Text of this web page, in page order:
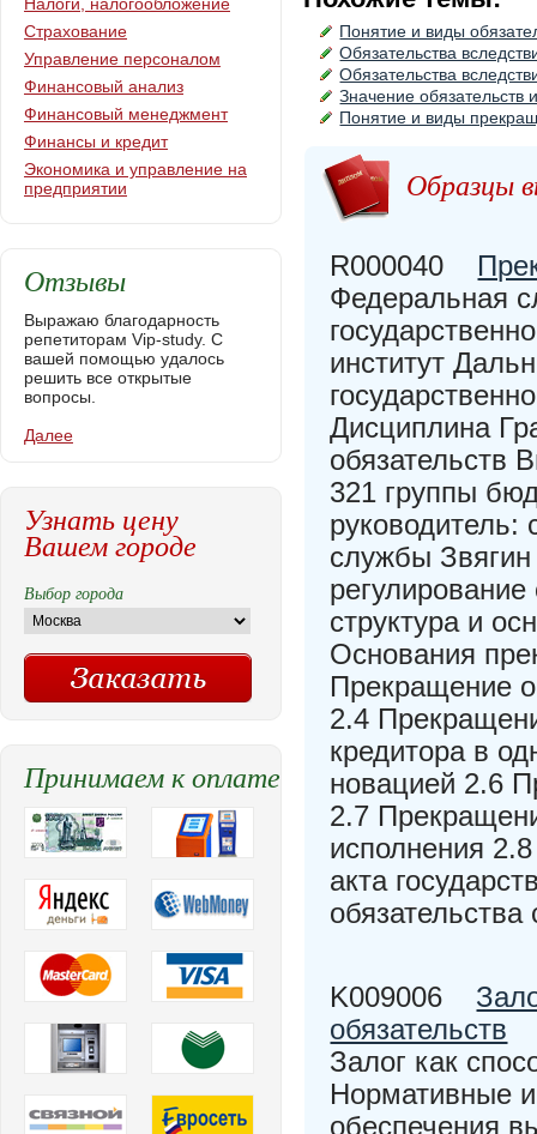
Понятие и виды
Обязательства
Обязательства
Значение обязательств
Понятие и виды
Образцы
R000040
Федеральная
институт
Дисциплина
обязательств
321 группы
руководитель:
службы
структура и
Основания
Прекращение
2.4
кредитора в
новацией 2.6
2.7
исполнения
акта
K009006
обязательств
Залог как
Нормативные и
обеспечения
Страхование
Управление персоналом
Финансовый анализ
Финансовый менеджмент
Финансы и кредит
Экономика и управление на
предприятии
Отзывы
Выражаю благодарность
репетиторам Vip-study. С
вашей помощью удалось
решить все открытые
вопросы.
Далее
Узнать цену
Вашем городе
Выбор города
Принимаем к оплате